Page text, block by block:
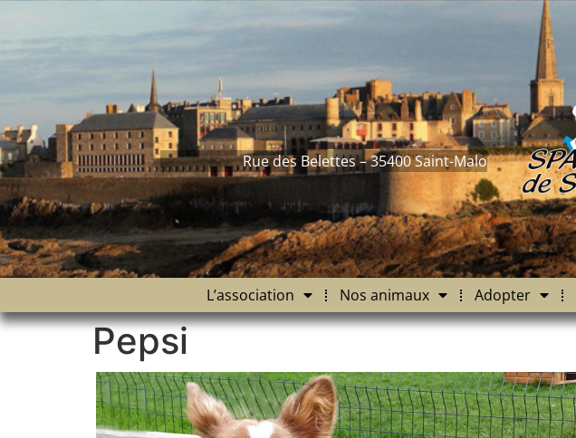
Rue des Belettes – 35400 Saint-Malo
L’association Nos animaux Adopter
Pepsi